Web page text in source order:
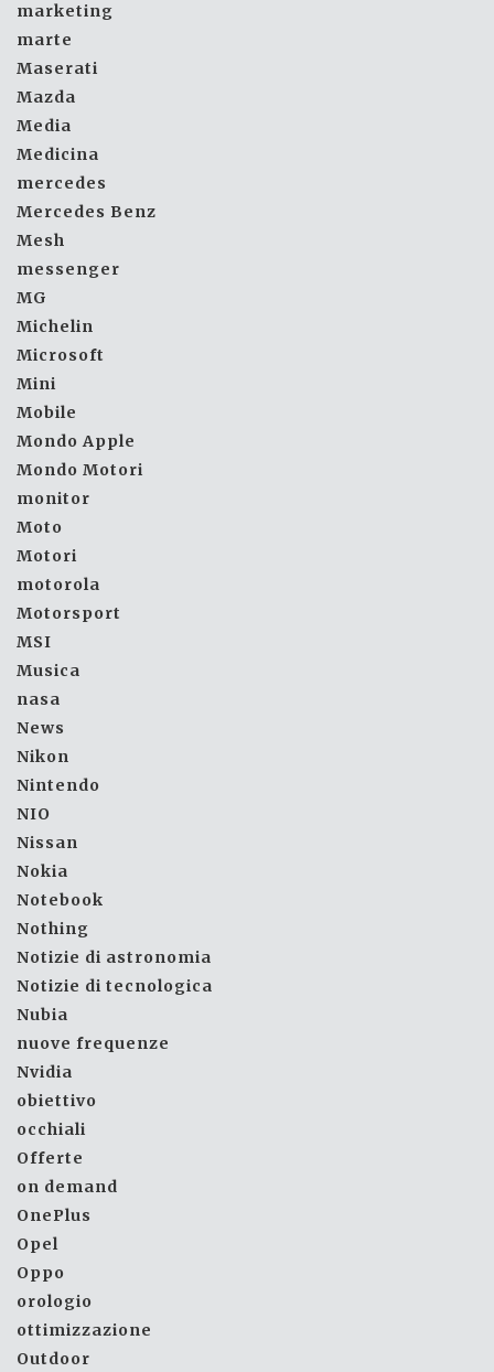
marketing
marte
Maserati
Mazda
Media
Medicina
mercedes
Mercedes Benz
Mesh
messenger
MG
Michelin
Microsoft
Mini
Mobile
Mondo Apple
Mondo Motori
monitor
Moto
Motori
motorola
Motorsport
MSI
Musica
nasa
News
Nikon
Nintendo
NIO
Nissan
Nokia
Notebook
Nothing
Notizie di astronomia
Notizie di tecnologica
Nubia
nuove frequenze
Nvidia
obiettivo
occhiali
Offerte
on demand
OnePlus
Opel
Oppo
orologio
ottimizzazione
Outdoor